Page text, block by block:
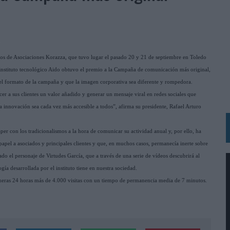
MARCAS
IA
LA INFANCIA EN SU ESTRATEGIA
ESPAÑOLES
INSPIRADA EN CORNETTO, CALIPPO Y SOLERO
EL PATRIMONIO HISTÓRICO EN ACTIVOS CULTURALES Y ECONÓMICOS
de Asociaciones Korazza, que tuvo lugar el pasado 20 y 21 de septiembre en Toledo
tecnológico Aido obtuvo el premio a la Campaña de comunicación más original,
formato de la campaña y que la imagen corporativa sea diferente y rompedora.
a sus clientes un valor añadido y generar un mensaje viral en redes sociales que
sea cada vez más accesible a todos”, afirma su presidente, Rafael Arturo
con los tradicionalismos a la hora de comunicar su actividad anual y, por ello, ha
a asociados y principales clientes y que, en muchos casos, permanecía inerte sobre
el personaje de Virtudes García, que a través de una serie de vídeos descubrirá al
desarrollada por el instituto tiene en nuestra sociedad.
24 horas más de 4.000 visitas con un tiempo de permanencia media de 7 minutos.